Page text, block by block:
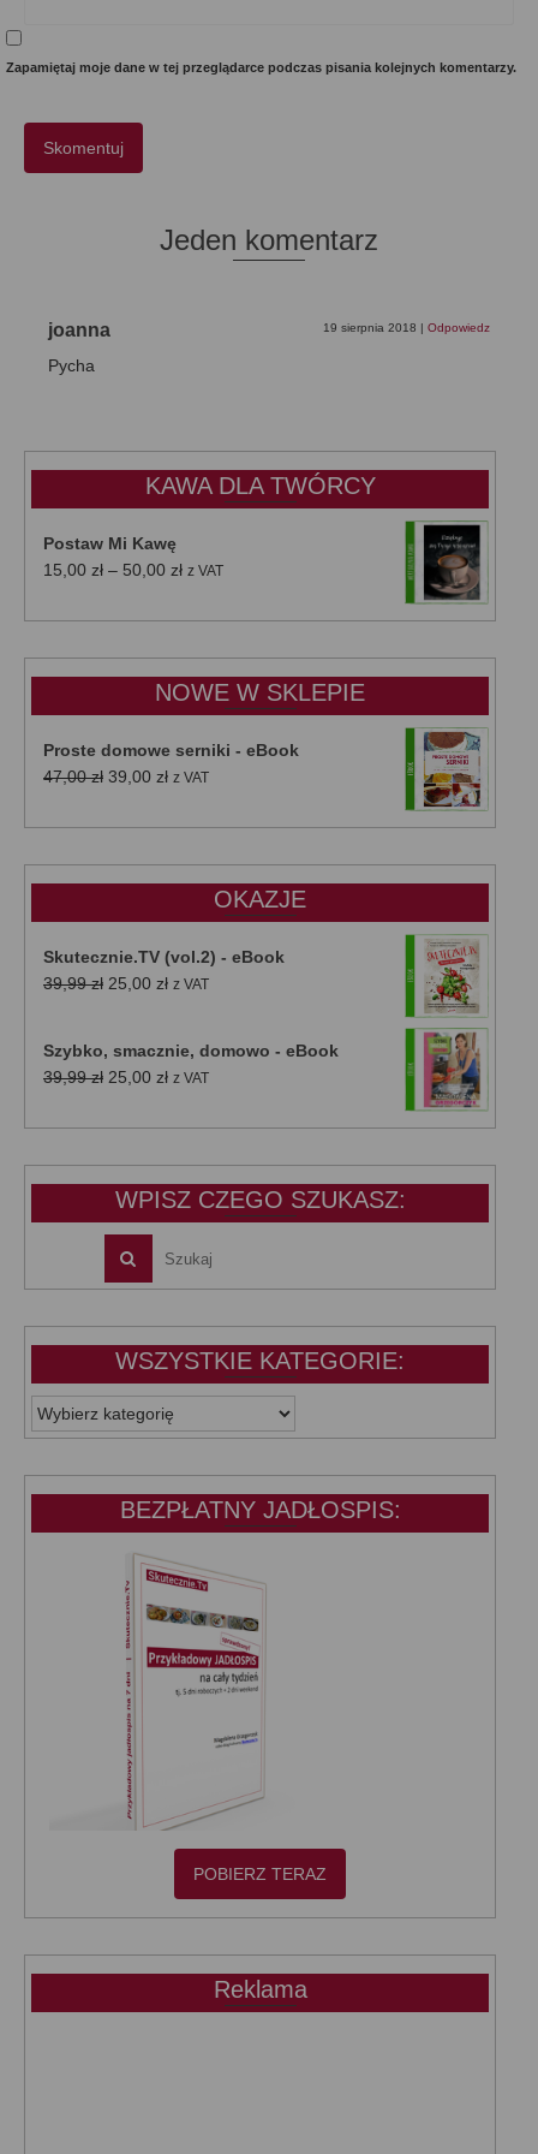
Zapamiętaj moje dane w tej przeglądarce podczas pisania kolejnych komentarzy.
Jeden komentarz
joanna 19 sierpnia 2018 | Odpowiedz
Pycha
KAWA DLA TWÓRCY
Postaw Mi Kawę
15,00 zł – 50,00 złZakres
od
do
50,00 zł
z VAT
NOWE W SKLEPIE
Proste domowe serniki - eBook
47,00zł Pierwotna
wynosiła:
39,00 złAktualna
wynosi:
z VAT
OKAZJE
Skutecznie.TV (vol.2) - eBook
39,99zł Pierwotna
39,99 zł.
25,00 złAktualna
25,00 zł.
z VAT
Szybko, smacznie, domowo - eBook
39,99zł Pierwotna
wynosiła:
25,00 złAktualna
wynosi:
z VAT
WPISZ CZEGO SZUKASZ:
WSZYSTKIE KATEGORIE:
WSZYSTKIE
KATEGORIE:
BEZPŁATNY JADŁOSPIS:
POBIERZ TERAZ
Reklama